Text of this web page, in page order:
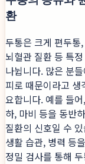
환
두통은 크게 편두
뇌혈관 질환 등 특
나뉩니다. 많은 분
피로 때문이라고 생
요합니다. 예를 들
하, 마비 등을 동반
질환의 신호일 수
생활 습관, 병력 등
정밀 검사를 통해